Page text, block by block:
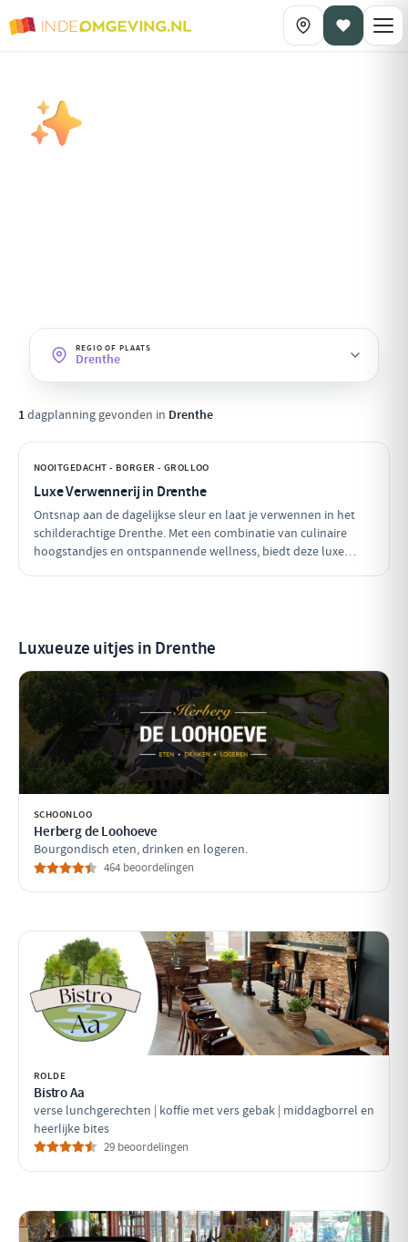
REGIO OF PLAATS
Drenthe
1dagplanning gevonden in Drenthe
NOOITGEDACHT - BORGER - GROLLOO
Luxe Verwennerij in Drenthe
Ontsnap aan de dagelijkse sleur en laat je verwennen in het
schilderachtige Drenthe. Met een combinatie van culinaire
hoogstandjes en ontspannende wellness, biedt deze luxe
Luxueuze uitjes in Drenthe
SCHOONLOO
Herberg de Loohoeve
Bourgondisch eten, drinken en logeren.
464 beoordelingen
ROLDE
Bistro Aa
verse lunchgerechten | koffie met vers gebak | middagborrel en
heerlijke bites
29 beoordelingen